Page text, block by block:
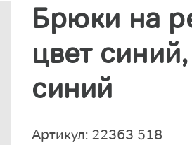
Брюки на
цвет
синий
Артикул: 22363 518